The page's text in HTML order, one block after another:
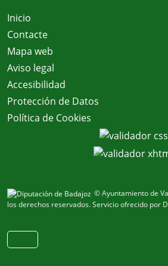
Inicio
Contacte
Mapa web
Aviso legal
Accesibilidad
Protección de Datos
Política de Cookies
© Ayuntamiento de
los derechos reservados.Servicio ofrecido por